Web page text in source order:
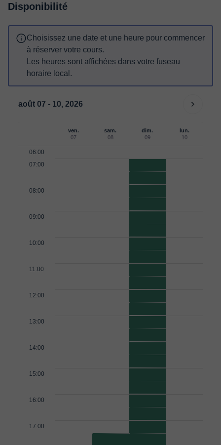
Disponibilité
Choisissez une date et une heure pour commencer
à réserver votre cours.
Les heures sont affichées dans votre fuseau
horaire local.
août 07 - 10, 2026
ven.
07
sam.
08
dim.
09
lun.
10
06:00
07:00
08:00
09:00
10:00
11:00
12:00
13:00
14:00
15:00
16:00
17:00